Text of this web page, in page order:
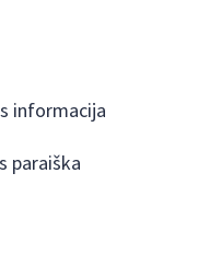
informacija
paraiška